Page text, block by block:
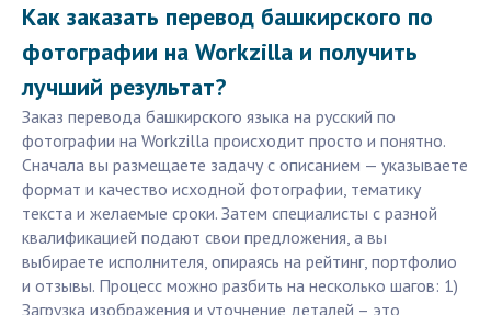
Как заказать перевод башкирского по
фотографии на Workzilla и получить
лучший результат?
Заказ перевода башкирского языка на русский по
фотографии на Workzilla происходит просто и понятно.
Сначала вы размещаете задачу с описанием — указываете
формат и качество исходной фотографии, тематику
текста и желаемые сроки. Затем специалисты с разной
квалификацией подают свои предложения, а вы
выбираете исполнителя, опираясь на рейтинг, портфолио
и отзывы. Процесс можно разбить на несколько шагов: 1)
Загрузка изображения и уточнение деталей – это